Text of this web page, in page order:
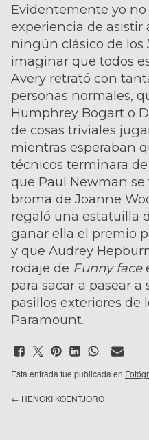
Evidentemente yo no
experiencia de asistir
ningún clásico de los
imaginar que todos
Avery retrató con
personas normales,
Humphrey Bogart o
de cosas triviales
mientras esperaban
técnicos terminara
que Paul Newman
broma de Joanne
regaló una estatuilla
ganar ella el premio
y que Audrey
rodaje de Funny face
para sacar a pasear a
pasillos exteriores de
Paramount.
Esta entrada fue publicada en
← HENGKI KOENTJORO